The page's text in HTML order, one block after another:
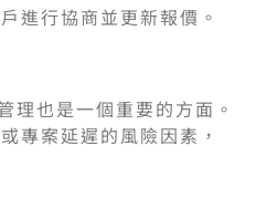
進行協商並更新報價。
理也是一個重要的方面。
專案延遲的風險因素，